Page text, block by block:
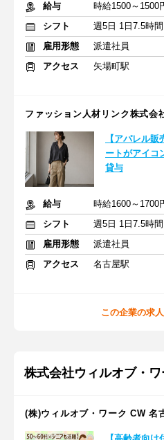
給与
時給1500～1500
シフト
週5日 1日7.5時
雇用形態
派遣社員
アクセス
矢場町駅
ファッション人材リンク株式会
【アパレル
ートがアイ
貸与
給与
時給1600～1700
シフト
週5日 1日7.5時
雇用形態
派遣社員
アクセス
名古屋駅
この企業の求
株式会社ウィルオブ・ワ
(株)ウィルオブ・ワーク CW 名